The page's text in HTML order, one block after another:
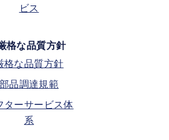
ビス
格な品質方針
格な品質方針
部品調達規範
ターサービス体
系